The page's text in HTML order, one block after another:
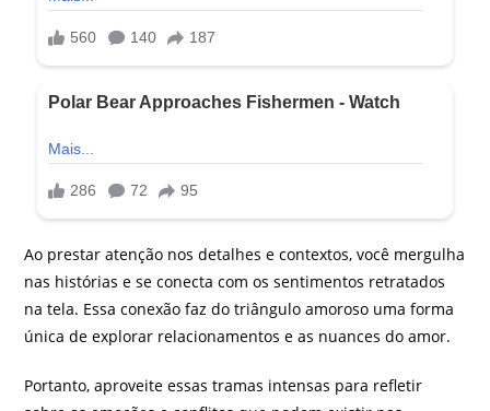
Ao prestar atenção nos detalhes e contextos, você mergulha
nas histórias e se conecta com os sentimentos retratados
na tela. Essa conexão faz do triângulo amoroso uma forma
única de explorar relacionamentos e as nuances do amor.
Portanto, aproveite essas tramas intensas para refletir